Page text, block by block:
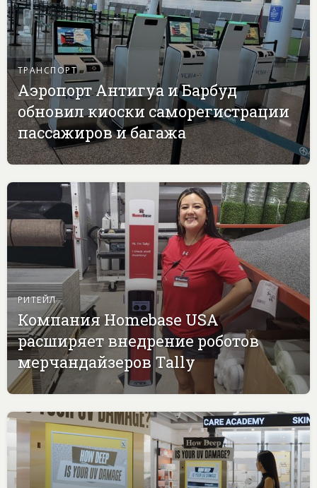
ТРАНСПОРТ
Аэропорт Антигуа и Барбуд
обновил киоски саморегистрации
пассажиров и багажа
РИТЕЙЛ
Компания Homebase USA
расширяет внедрение роботов
мерчандайзеров Tally